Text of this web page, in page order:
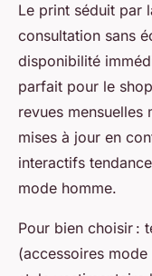
Le print séduit par
consultation sans
disponibilité
parfait pour le
revues
mises à jour en
interactifs
mode homme.
Pour bien choisir :
(accessoires